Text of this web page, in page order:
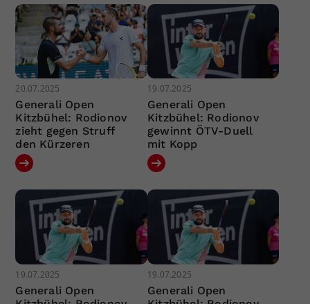
20.07.2025
Generali Open
Kitzbühel: Rodionov
zieht gegen Struff
den Kürzeren
19.07.2025
Generali Open
Kitzbühel: Rodionov
gewinnt ÖTV-Duell
mit Kopp
19.07.2025
Generali Open
19.07.2025
Generali Open